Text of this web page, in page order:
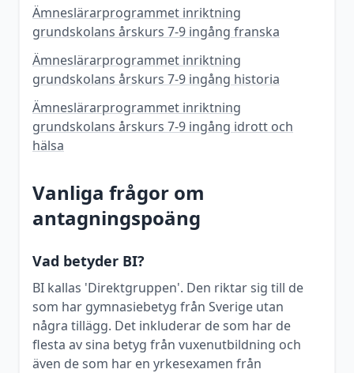
Ämneslärarprogrammet inriktning
grundskolans årskurs 7-9 ingång franska
Ämneslärarprogrammet inriktning
grundskolans årskurs 7-9 ingång historia
Ämneslärarprogrammet inriktning
grundskolans årskurs 7-9 ingång idrott och
hälsa
Vanliga frågor om
antagningspoäng
Vad betyder BI?
BI kallas 'Direktgruppen'. Den riktar sig till de
som har gymnasiebetyg från Sverige utan
några tillägg. Det inkluderar de som har de
flesta av sina betyg från vuxenutbildning och
även de som har en yrkesexamen från